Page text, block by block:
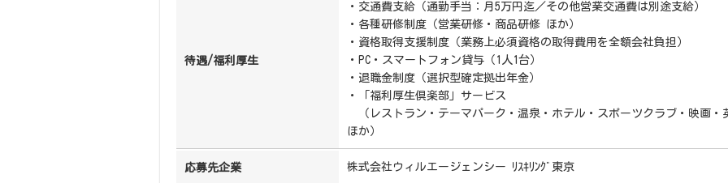
待遇/福利厚生
・交通費支給（通勤手当：月5万円迄／その他営業交通費は別途支給）
・各種研修制度（営業研修・商品研修 ほか）
・資格取得支援制度（業務上必須資格の取得費用を全額会社負担）
・PC・スマートフォン貸与（1人1台）
・退職金制度（選択型確定拠出年金）
・「福利厚生倶楽部」サービス
（レストラン・テーマパーク・温泉・ホテル・スポーツクラブ・映画・
ほか）
応募先企業 株式会社ウィルエージェンシー ﾘｽｷﾘﾝｸﾞ東京